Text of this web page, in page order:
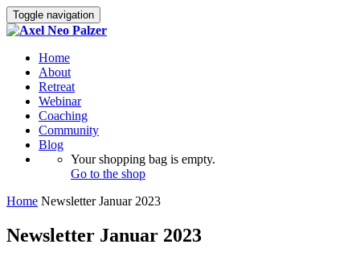
Toggle navigation
Home
About
Retreat
Webinar
Coaching
Community
Blog
Your shopping bag is empty.
Go to the shop
Home Newsletter Januar 2023
Newsletter Januar 2023